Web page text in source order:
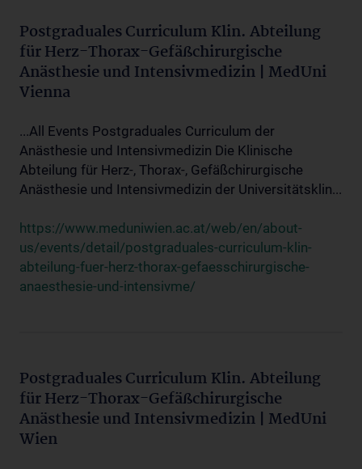
Postgraduales Curriculum Klin. Abteilung
für Herz-Thorax-Gefäßchirurgische
Anästhesie und Intensivmedizin | MedUni
Vienna
...All Events Postgraduales Curriculum der
Anästhesie und Intensivmedizin Die Klinische
Abteilung für Herz-, Thorax-, Gefäßchirurgische
Anästhesie und Intensivmedizin der Universitätsklin...
https://www.meduniwien.ac.at/web/en/about-
us/events/detail/postgraduales-curriculum-klin-
abteilung-fuer-herz-thorax-gefaesschirurgische-
anaesthesie-und-intensivme/
Postgraduales Curriculum Klin. Abteilung
für Herz-Thorax-Gefäßchirurgische
Anästhesie und Intensivmedizin | MedUni
Wien